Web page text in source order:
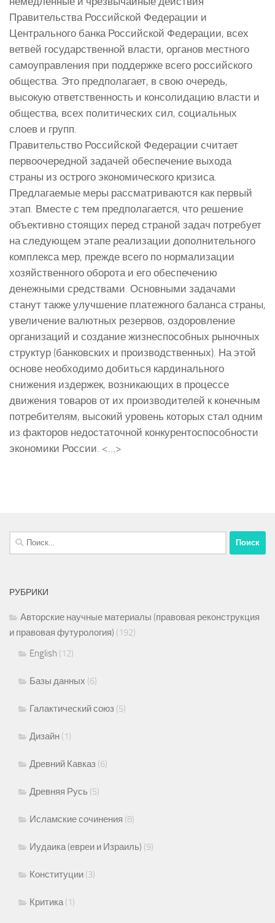
Правительства Российской Федерации и
Центрального банка Российской Федерации, всех
ветвей государственной власти, органов местного
самоуправления при поддержке всего российского
общества. Это предполагает, в свою очередь,
высокую ответственность и консолидацию власти и
общества, всех политических сил, социальных
слоев и групп.
Правительство Российской Федерации считает
первоочередной задачей обеспечение выхода
страны из острого экономического кризиса.
Предлагаемые меры рассматриваются как первый
этап. Вместе с тем предполагается, что решение
объективно стоящих перед страной задач потребует
на следующем этапе реализации дополнительного
комплекса мер, прежде всего по нормализации
хозяйственного оборота и его обеспечению
денежными средствами. Основными задачами
станут также улучшение платежного баланса страны,
увеличение валютных резервов, оздоровление
организаций и создание жизнеспособных рыночных
структур (банковских и производственных). На этой
основе необходимо добиться кардинального
снижения издержек, возникающих в процессе
движения товаров от их производителей к конечным
потребителям, высокий уровень которых стал одним
из факторов недостаточной конкурентоспособности
экономики России. <…>
Найти:
РУБРИКИ
Авторские научные материалы (правовая реконструкция
и правовая футурология) (192)
English (12)
Базы данных (6)
Галактический союз (5)
Дизайн (1)
Древний Кавказ (6)
Древняя Русь (5)
Исламские сочинения (8)
Иудаика (евреи и Израиль) (9)
Конституции (3)
Критика(1)